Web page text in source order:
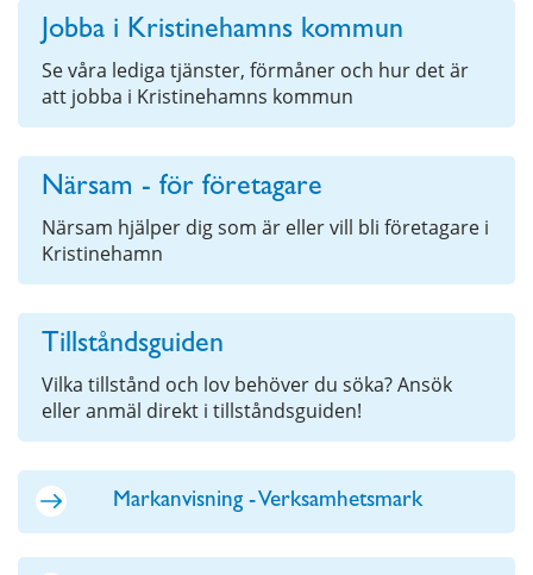
Jobba i Kristinehamns kommun
Se våra lediga tjänster, förmåner och hur det är
att jobba i Kristinehamns kommun
Närsam - för företagare
Närsam hjälper dig som är eller vill bli företagare i
Kristinehamn
Tillståndsguiden
Vilka tillstånd och lov behöver du söka? Ansök
eller anmäl direkt i tillståndsguiden!
Markanvisning - Verksamhetsmark